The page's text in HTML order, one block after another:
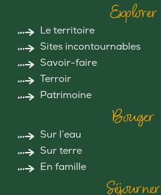
Explorer
Le territoire
Sites incontournables
Savoir-faire
Terroir
Patrimoine
Bouger
Sur l’eau
Sur terre
En famille
Séjourner